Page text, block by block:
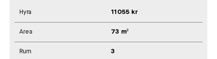
Hyra 11055 kr
Area 73 m²
Rum 3